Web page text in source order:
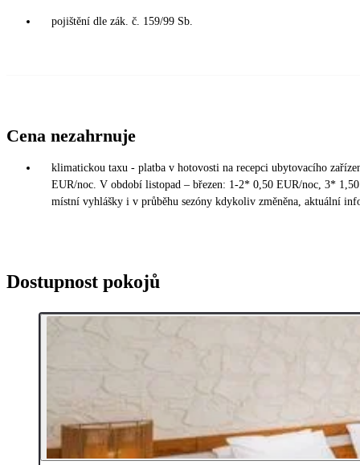
pojištění dle zák. č. 159/99 Sb.
Cena nezahrnuje
klimatickou taxu - platba v hotovosti na recepci ubytovacího
EUR/noc. V období listopad – březen: 1-2* 0,50 EUR/noc, 3*
místní vyhlášky i v průběhu sezóny kdykoliv změněna, aktuální
Dostupnost pokojů